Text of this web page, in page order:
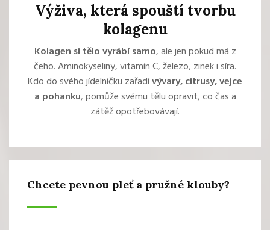
Výživa, která spouští tvorbu
kolagenu
Kolagen si tělo vyrábí samo, ale jen pokud má z
čeho. Aminokyseliny, vitamín C, železo, zinek i síra.
Kdo do svého jídelníčku zařadívývary, citrusy, vejce
a pohanku, pomůže svému tělu opravit, co čas a
zátěž opotřebovávají.
Chcete pevnou pleť a pružné klouby?